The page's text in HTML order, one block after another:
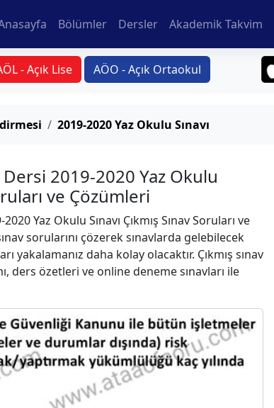
Bölümler Dersler Akademik Takvim
- Açık Lise AÖO - Açık Ortaokul
2019-2020 Yaz Okulu Sınavı
2019-2020 Yaz Okulu
ve Çözümleri
Yaz Okulu Sınavı Çıkmış Sınav Soruları ve
sorularını çözerek sınavlarda gelebilecek
yakalamanız daha kolay olacaktır. Çıkmış sınav
ders özetleri ve online deneme sınavları ile